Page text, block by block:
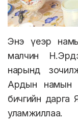
Энэ үеэр
малчин
нарынд
Ардын намын
бичгийн дарга
уламжиллаа.